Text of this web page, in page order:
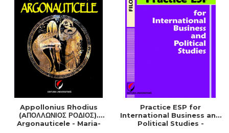
Appollonius Rhodius
(AΠΟΛΛΩΝΙΟΣ ΡΟΔΙΟΣ).
Argonauticele - Maria-
Practice ESP for
International Business and
Political Studies -